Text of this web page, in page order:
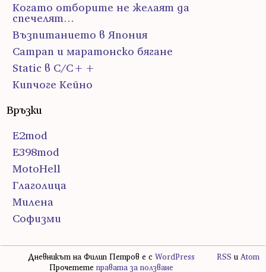
Когато отборите не желаят да
спечелят…
Възпитанието в Япония
Сатрап и маратонско бягане
Static в C/C++
Кипчоге Кейно
Връзки
E2mod
E398mod
MotoHell
Глаголица
Милена
Софизми
RSS и Atom
Дневникът на Филип Петров е сWordPress
Прочететеправата за ползване